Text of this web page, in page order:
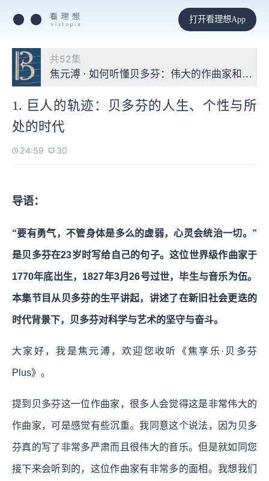
打开看理想App
共52集
焦元溥 · 如何听懂贝多芬：伟大的作曲家和他的
1. 巨人的轨迹：贝多芬的人生、个性与所
处的时代
24:59 30
导语：
“要有勇气，不管身体是多么的虚弱，心灵会统治一切。”
是贝多芬在23岁时写给自己的句子。这位世界级作曲家于
1770年底出生，1827年3月26号过世，毕生与音乐为伍。
本集节目从贝多芬的生平讲起，讲述了在新旧社会更迭的
时代背景下，贝多芬对科学与艺术的坚守与奋斗。
大家好，我是焦元溥，欢迎您收听《焦享乐·贝多芬
Plus》。
提到贝多芬这一位作曲家，很多人会觉得这是非常伟大的
作曲家，可是感觉有些沉重。我同意这个说法，因为贝多
芬真的写了非常多严肃而且很伟大的音乐。但是就如同您
接下来会听到的，这位作曲家有非常多的面相。我想我们